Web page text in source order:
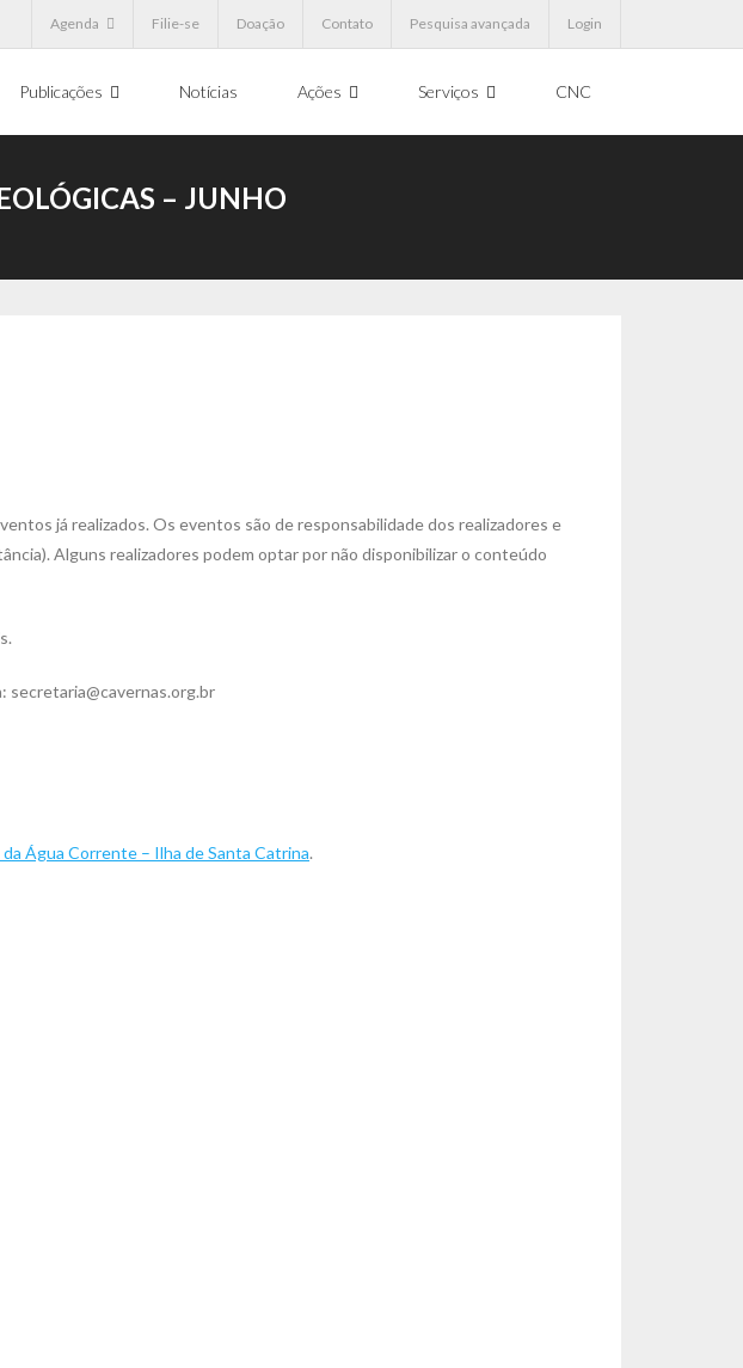
Agenda Filie-se Doação Contato Pesquisa avançada Login
Publicações Notícias Ações Serviços CNC
– JUNHO
já realizados. Os eventos são de responsabilidade dos realizadores e
Alguns realizadores podem optar por não disponibilizar o conteúdo
secretaria@cavernas.org.br
Água Corrente – Ilha de Santa Catrina.